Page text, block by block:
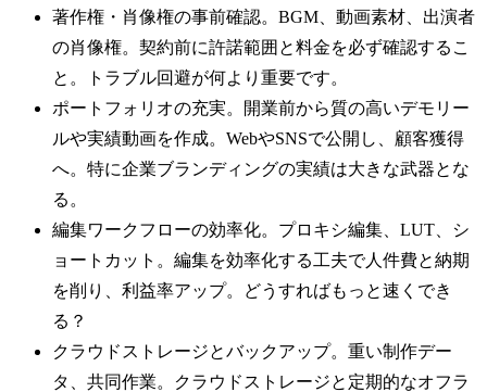
著作権・肖像権の事前確認。BGM、動画素材、出演者
の肖像権。契約前に許諾範囲と料金を必ず確認するこ
と。トラブル回避が何より重要です。
ポートフォリオの充実。開業前から質の高いデモリー
ルや実績動画を作成。WebやSNSで公開し、顧客獲得
へ。特に企業ブランディングの実績は大きな武器とな
る。
編集ワークフローの効率化。プロキシ編集、LUT、シ
ョートカット。編集を効率化する工夫で人件費と納期
を削り、利益率アップ。どうすればもっと速くでき
る？
クラウドストレージとバックアップ。重い制作デー
タ、共同作業。クラウドストレージと定期的なオフラ